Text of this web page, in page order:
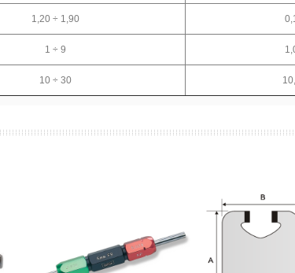
1,20 ÷ 1,90
1 ÷ 9
10 ÷ 30